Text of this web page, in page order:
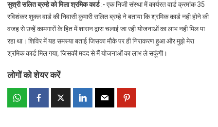
सुश्री सलित ब्रम्हे को मिला श्रमिक कार्ड:- एक निजी संस्था में कार्यरत वार्ड क्रमांक 35
रविशंकर शुक्ल वार्ड की निवासी कुमारी सलित ब्रम्हे ने बताया कि श्रमिक कार्ड नही होने की
वजह से उन्हें कामगारों के हित में शासन द्वारा चलाई जा रही योजनाओं का लाभ नही मिल पा
रहा था। शिविर में यह समस्या बताई जिसका मौके पर ही निराकरण हुआ और मुझे मेरा
श्रमिक कार्ड मिल गया, जिसकी मदद से मैं योजनाओं का लाभ ले सकूंगी।
लोगों को शेयर करें